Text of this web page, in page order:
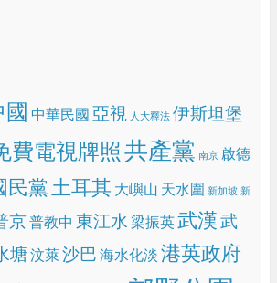
國 中華民國亞視 人大釋法 伊斯坦堡
費電視牌照共產黨 南京 啟德
民黨土耳其 大嶼山 天水圍 新加坡 新
京普教中 東江水梁振英武漢武
塘汶萊沙巴海水化淡港英政府